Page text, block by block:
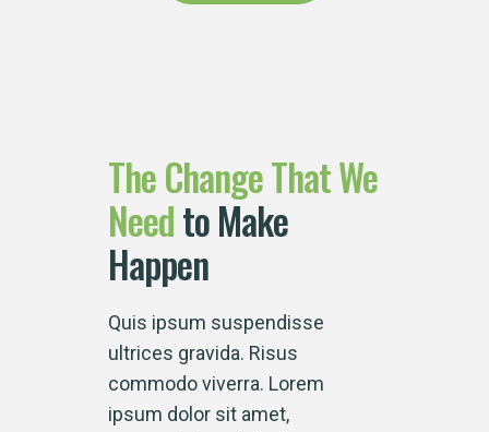
TheChangeThatWe
Needto Make
Happen
Quis ipsum suspendisse
ultrices gravida. Risus
commodo viverra. Lorem
ipsum dolor sit amet,